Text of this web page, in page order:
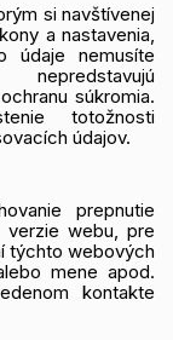
si navštívenej
a nastavenia,
údaje nemusíte
súkromia.
totožnosti
údajov.
prepnutie
verzie webu, pre
týchto webových
mene apod.
kontakte